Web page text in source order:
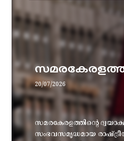
20/07/2026
സമരകേരളത്തിൻ്റെ
സംഭവസമൃദ്ധമായ